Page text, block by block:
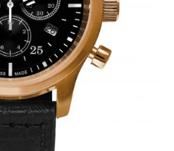
SWISS
Swiss einen exzellenten
Über all die Jahre, war es
Design in Verbindung
in der Tradition der
zu einem